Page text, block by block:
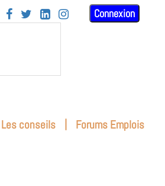
    Connexion
Les conseils | Forums Emplois